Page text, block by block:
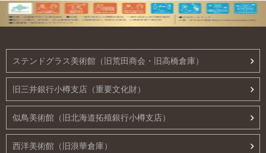
ステンドグラス美術館（旧荒田商会・旧高橋倉庫）
旧三井銀行小樽支店（重要文化財）
似鳥美術館（旧北海道拓殖銀行小樽支店）
西洋美術館（旧浪華倉庫）